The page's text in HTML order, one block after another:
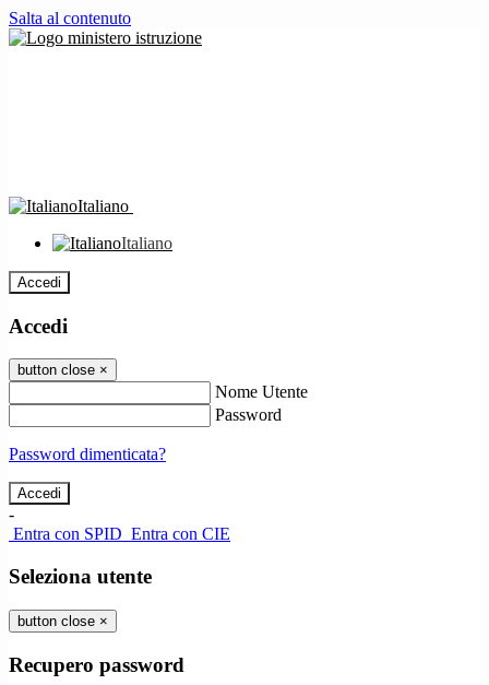
Salta al contenuto
Italiano
Italiano
Accedi
Accedi
button close ×
Nome Utente
Password
Password dimenticata?
-
Entra con SPID Entra con CIE
Seleziona utente
button close ×
Recupero password